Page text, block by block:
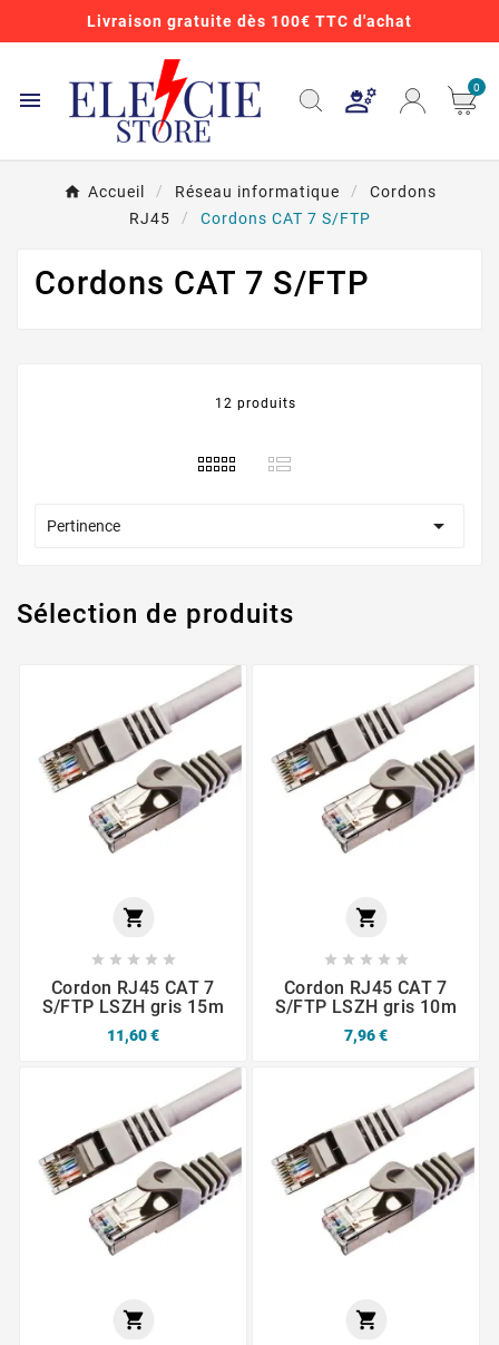
Livraison gratuite dès 100€ TTC d'achat
 0
Accueil Réseau informatique
Cordons
RJ45
Cordons CAT 7 S/FTP
Cordons CAT 7 S/FTP
12 produits
Pertinence 
Sélection de produits

    
Cordon RJ45 CAT 7
S/FTP LSZH gris 15m
11,60 €

    
Cordon RJ45 CAT 7
S/FTP LSZH gris 10m
7,96 €
 